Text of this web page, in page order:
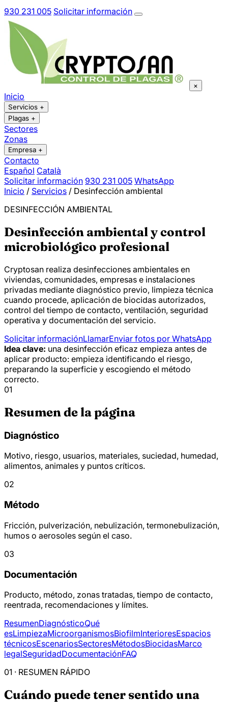
930 231 005 Solicitar información
×
Inicio
Servicios +
Plagas +
Sectores
Zonas
Empresa +
Contacto
Español Català
Solicitar información 930 231 005 WhatsApp
Inicio / Servicios / Desinfección ambiental
DESINFECCIÓN AMBIENTAL
Desinfección ambiental y control
microbiológico profesional
Cryptosan realiza desinfecciones ambientales en
viviendas, comunidades, empresas e instalaciones
privadas mediante diagnóstico previo, limpieza técnica
cuando procede, aplicación de biocidas autorizados,
control del tiempo de contacto, ventilación, seguridad
operativa y documentación del servicio.
Solicitar informaciónLlamarEnviar fotos por WhatsApp
Idea clave: una desinfección eficaz empieza antes de
aplicar producto: empieza identificando el riesgo,
preparando la superficie y escogiendo el método
correcto.
01
Resumen de la página
Diagnóstico
Motivo, riesgo, usuarios, materiales, suciedad, humedad,
alimentos, animales y puntos críticos.
02
Método
Fricción, pulverización, nebulización, termonebulización,
humos o aerosoles según el caso.
03
Documentación
Producto, método, zonas tratadas, tiempo de contacto,
reentrada, recomendaciones y límites.
ResumenDiagnósticoQué
esLimpiezaMicroorganismosBiofilmInterioresEspacios
técnicosEscenariosSectoresMétodosBiocidasMarco
legalSeguridadDocumentaciónFAQ
01 · RESUMEN RÁPIDO
Cuándo puede tener sentido una